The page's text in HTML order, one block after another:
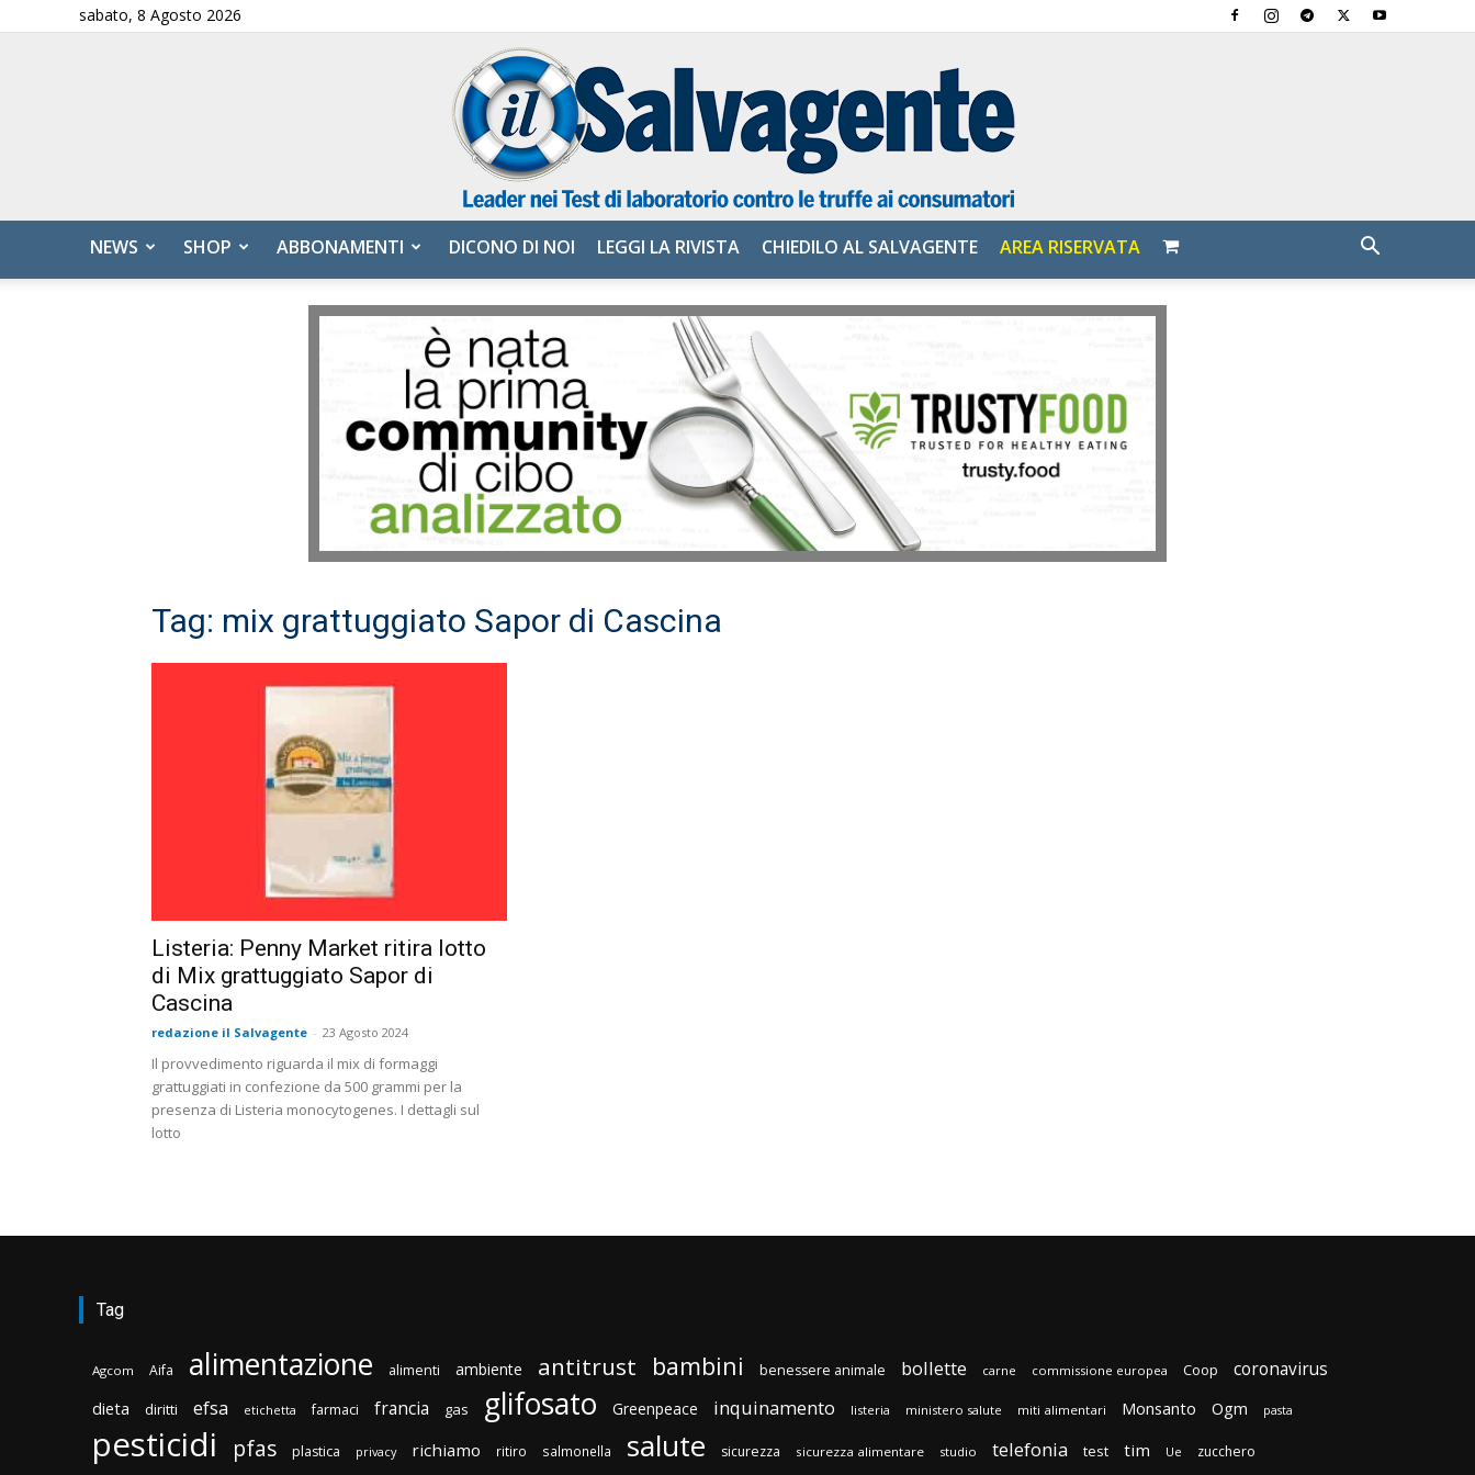
sabato, 8 Agosto 2026
Salvagente
NEWS SHOP ABBONAMENTI DICONO DI NOI LEGGI LA RIVISTA CHIEDILO AL SALVAGENTE AREA RISERVATA
Tag: mix grattuggiato Sapor di Cascina
Listeria: Penny Market ritira lotto
di Mix grattuggiato Sapor di
Cascina
redazione il Salvagente - 23 Agosto 2024
Il provvedimento riguarda il mix di formaggi
grattuggiati in confezione da 500 grammi per la
presenza di Listeria monocytogenes. I dettagli sul
lotto
Tag
Agcom Aifa alimentazione alimenti ambiente antitrust bambini benessere animale bollette carne commissione europea Coop coronavirus
dieta diritti efsa etichetta farmaci francia gas glifosato Greenpeace inquinamento listeria ministero salute miti alimentari Monsanto Ogm pasta
pesticidi pfas plastica privacy richiamo ritiro salmonella salute sicurezza sicurezza alimentare studio telefonia test tim Ue zucchero